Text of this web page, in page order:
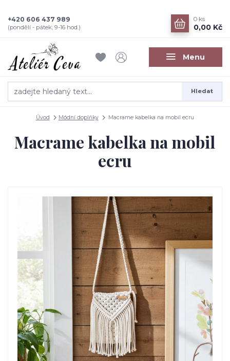
Menu
Hledat
+420 606 437 989
(pondělí - pátek, 9-16 hod.)
0 ks
0,00 Kč
Úvod Módní doplňky Macrame kabelka na mobil ecru
Macrame kabelka na mobil
ecru